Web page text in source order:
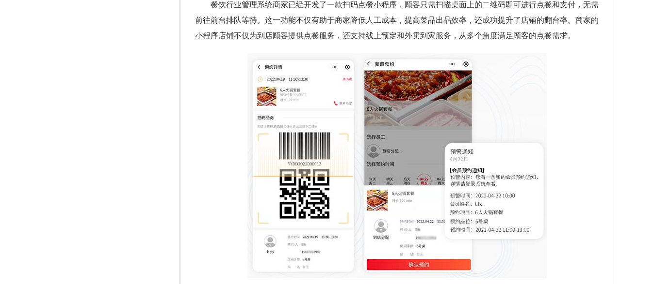
餐饮行业管理系统商家已经开发了一款扫码点餐小程序，顾客只需扫描桌面上的二维码即可进行点餐和支付，无需
前往前台排队等待。这一功能不仅有助于商家降低人工成本，提高菜品出品效率，还成功提升了店铺的翻台率。商家的
小程序店铺不仅为到店顾客提供点餐服务，还支持线上预定和外卖到家服务，从多个角度满足顾客的点餐需求。